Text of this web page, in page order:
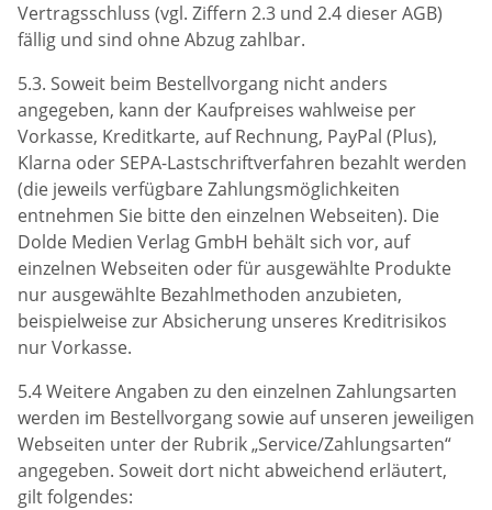
Vertragsschluss (vgl. Ziffern 2.3 und 2.4 dieser AGB)
fällig und sind ohne Abzug zahlbar.
5.3. Soweit beim Bestellvorgang nicht anders
angegeben, kann der Kaufpreises wahlweise per
Vorkasse, Kreditkarte, auf Rechnung, PayPal (Plus),
Klarna oder SEPA-Lastschriftverfahren bezahlt werden
(die jeweils verfügbare Zahlungsmöglichkeiten
entnehmen Sie bitte den einzelnen Webseiten). Die
Dolde Medien Verlag GmbH behält sich vor, auf
einzelnen Webseiten oder für ausgewählte Produkte
nur ausgewählte Bezahlmethoden anzubieten,
beispielweise zur Absicherung unseres Kreditrisikos
nur Vorkasse.
5.4 Weitere Angaben zu den einzelnen Zahlungsarten
werden im Bestellvorgang sowie auf unseren jeweiligen
Webseiten unter der Rubrik „Service/Zahlungsarten“
angegeben. Soweit dort nicht abweichend erläutert,
gilt folgendes: